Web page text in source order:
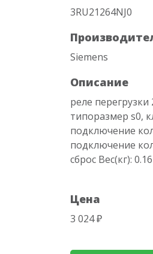
3RU21264NJ0
Siemens
Описание
реле
типоразмер s0,
подключение
подключение
сброс Вес(кг): 0.16
Цена
3 024 ₽